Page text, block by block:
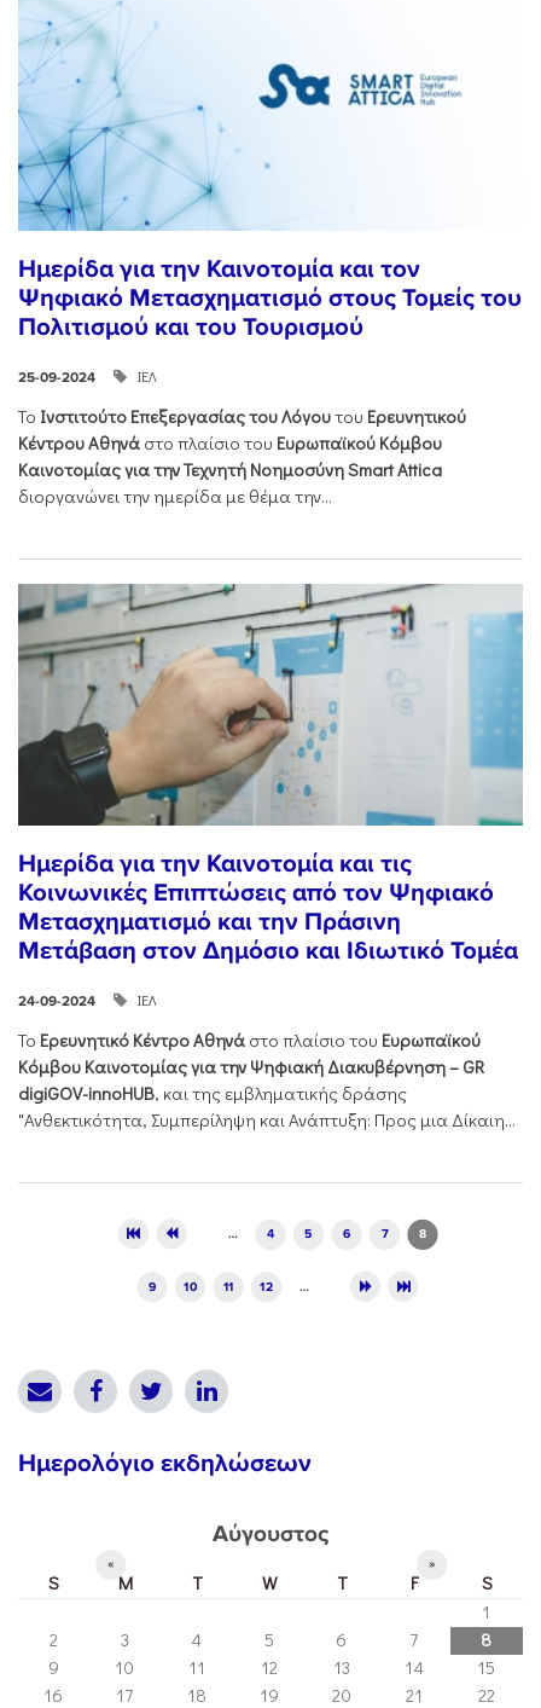
Ημερίδα για την Καινοτομία και τον
Ψηφιακό Μετασχηματισμό στους Τομείς του
Πολιτισμού και του Τουρισμού
25-09-2024 ΙΕΛ
Το Ινστιτούτο Επεξεργασίας του Λόγουτου Ερευνητικού
Κέντρου Αθηνά στο πλαίσιο του Ευρωπαϊκού Κόμβου
Καινοτομίας για την Τεχνητή Νοημοσύνη Smart Attica
διοργανώνει την ημερίδα με θέμα την...
Ημερίδα για την Καινοτομία και τις
Κοινωνικές Επιπτώσεις από τον Ψηφιακό
Μετασχηματισμό και την Πράσινη
Μετάβαση στον Δημόσιο και Ιδιωτικό Τομέα
24-09-2024 ΙΕΛ
Το Ερευνητικό Κέντρο Αθηνά στο πλαίσιο του Ευρωπαϊκού
Κόμβου Καινοτομίας για την Ψηφιακή Διακυβέρνηση – GR
digiGOV-innoHUB, και της εμβληματικής δράσης
"Ανθεκτικότητα, Συμπερίληψη και Ανάπτυξη: Προς μια Δίκαιη...
… 4 5 6 7 8
9 10 11 12 …
Ημερολόγιο εκδηλώσεων
Αύγουστος
« »
S M T W T F
S
1
2
3 4 5 6 7
8
9
10 11 12 13 14
15
16
17 18 19 20 21
22